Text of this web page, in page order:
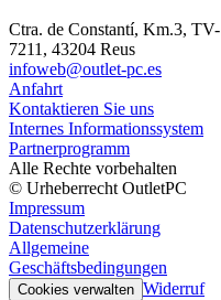
Ctra. de Constantí, Km.3, TV-
7211, 43204 Reus
infoweb@outlet-pc.es
Anfahrt
Kontaktieren Sie uns
Internes Informationssystem
Partnerprogramm
Alle Rechte vorbehalten
© Urheberrecht OutletPC
Impressum
Datenschutzerklärung
Allgemeine
Geschäftsbedingungen
Cookies verwalten Widerruf